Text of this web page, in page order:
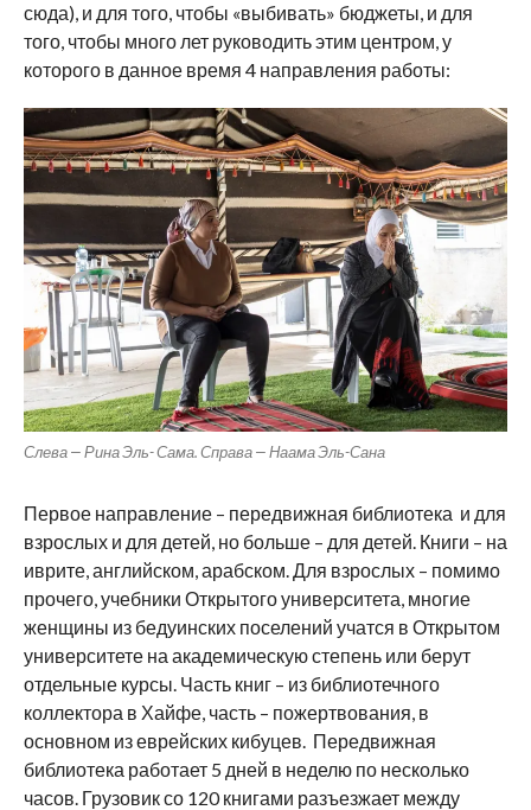
сюда), и для того, чтобы «выбивать» бюджеты, и для
того, чтобы много лет руководить этим центром, у
которого в данное время 4 направления работы:
Слева — Рина Эль- Сама. Справа — Наама Эль-Сана
Первое направление – передвижная библиотека и для
взрослых и для детей, но больше – для детей. Книги – на
иврите, английском, арабском. Для взрослых – помимо
прочего, учебники Открытого университета, многие
женщины из бедуинских поселений учатся в Открытом
университете на академическую степень или берут
отдельные курсы. Часть книг – из библиотечного
коллектора в Хайфе, часть – пожертвования, в
основном из еврейских кибуцев. Передвижная
библиотека работает 5 дней в неделю по несколько
часов. Грузовик со 120 книгами разъезжает между